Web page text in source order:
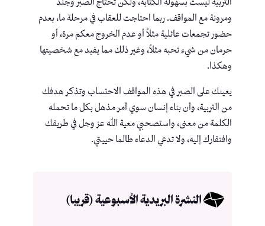
التربية ليست بسهولة الكتابة، ولكن تحتاج الصبر وجلد
ومرونة مع المواقف. ربما احتاجت للعقاب في مرحلة ما، بعدم
حضور تجمعات عائلية مثلاً أو عدم الخروج معكم مرة، أو
حرمان من شيء تحبه مثلاً، وغير ذلك مما يفيد مع شخصيتها
وهكذا.
يعينك على الصبر في هذه المواقف الاحتساب وتذكر هدفك
من التربية، وأن بناء إنسان سوي أمر مذهل بكل ما تحمله
الكلمة من معنى، واستصحبي معية الله عز وجل في طريقك
وافتقارك إليه، ولا تدعي الدعاء طالما حييتي.
النشرة البريدية الأسبوعية (قريبا)